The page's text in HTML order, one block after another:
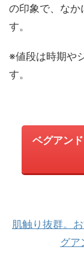
の印象で、なか
す。
※値段は時期や
す。
ベグアン
肌触り抜群。
グア